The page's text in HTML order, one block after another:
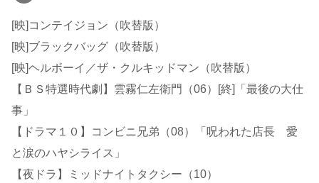
[映]コンテイジョン（吹替版）
[映]ブラックバッグ（吹替版）
[映]ヘルボーイ／ザ・クルキッドマン（吹替版）
【ＢＳ特選時代劇】雲霧仁左衛門（06）[終]「最後の大仕
事」
【ドラマ１０】コンビニ兄弟（08）「呪われた店長 愛
と涙のハヤシライス」
【夜ドラ】ミッドナイトタクシー（10）